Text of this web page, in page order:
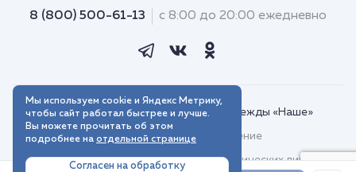
8 (800) 500-61-13 с 8:00 до 20:00 ежедневно
© 2018–2026. Интернет-магазин одежды «Наше»
Пользовательское соглашение
Договор присоединения для юридических лиц
Мы используем cookie и Яндекс Метрику,
чтобы сайт работал быстрее и лучше.
Вы можете прочитать об этом
подробнее на отдельной странице
Согласен на обработку